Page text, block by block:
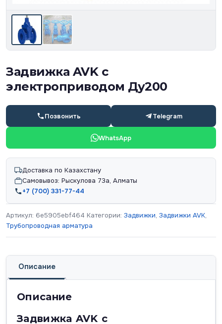
Задвижка AVK с
электроприводом Ду200
Позвонить Telegram
WhatsApp
Доставка по Казахстану
Самовывоз: Рыскулова 73а, Алматы
+7 (700) 331-77-44
Артикул: 6e5905ebf464 Категории: Задвижки, Задвижки AVK,
Трубопроводная арматура
Описание
Описание
Задвижка AVK с